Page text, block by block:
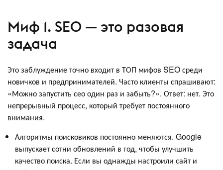
Миф 1. SEO — это разовая
задача
Это заблуждение точно входит в ТОП мифов SEO среди
новичков и предпринимателей. Часто клиенты спрашивают:
«Можно запустить сео один раз и забыть?». Ответ: нет. Это
непрерывный процесс, который требует постоянного
внимания.
Алгоритмы поисковиков постоянно меняются. Google
выпускает сотни обновлений в год, чтобы улучшить
качество поиска. Если вы однажды настроили сайт и